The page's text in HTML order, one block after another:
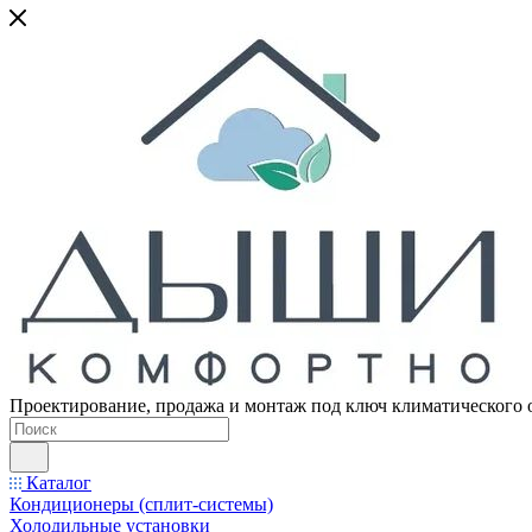
Проектирование, продажа и монтаж под ключ климатического
Каталог
Кондиционеры (сплит-системы)
Холодильные установки